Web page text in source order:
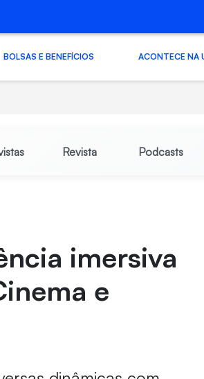
BOLSAS E BENEFÍCIOS ACONTECE NA
Revista Podcasts
imersiva
e